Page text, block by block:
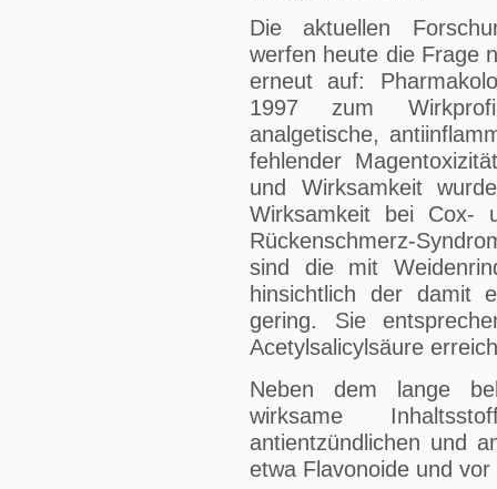
Die aktuellen
werfen heute die Frage
erneut auf:
1997 zum
analgetische,
fehlender
und Wirksamkeit
Wirksamkeit bei Cox-
Rückenschmerz-
sind die mit
hinsichtlich der damit
gering. Sie
Acetylsalicylsäure
Neben dem lange
wirksame
antientzündlichen und
etwa Flavonoide und